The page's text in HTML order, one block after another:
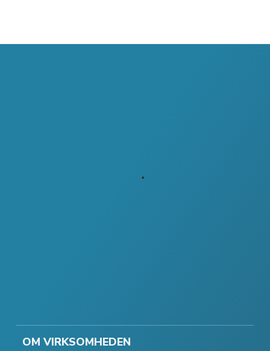
OM VIRKSOMHEDEN